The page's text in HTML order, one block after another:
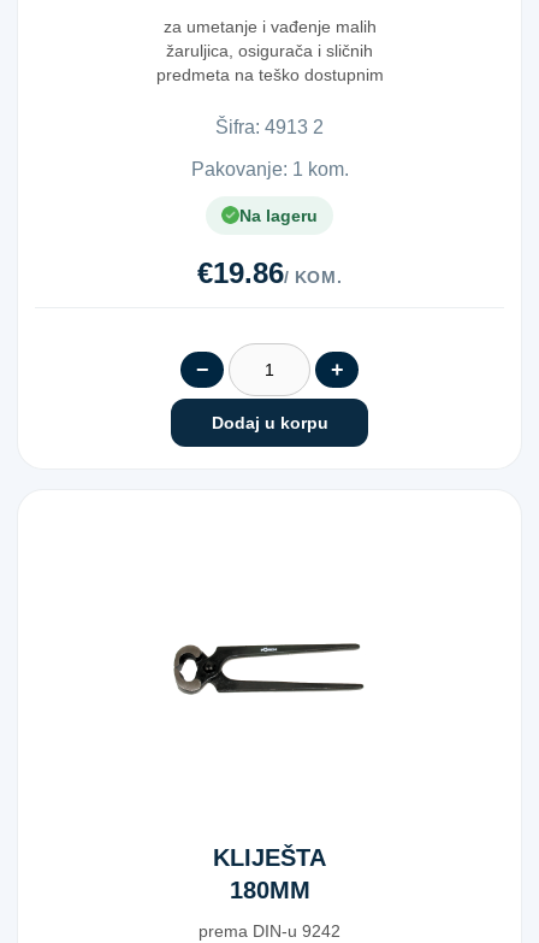
OSIGURAČ
za umetanje i vađenje malih
žaruljica, osigurača i sličnih
predmeta na teško dostupnim
Šifra: 4​9​1​3​ ​2​
Pakovanje: 1 kom.
Na lageru
€19.86/ KOM.
− +
Dodaj u korpu
KLIJEŠTA
180MM
prema DIN-u 9242